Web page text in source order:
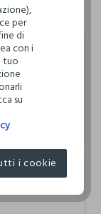
gentile,
per
di
con i
tuo
su
i cookie